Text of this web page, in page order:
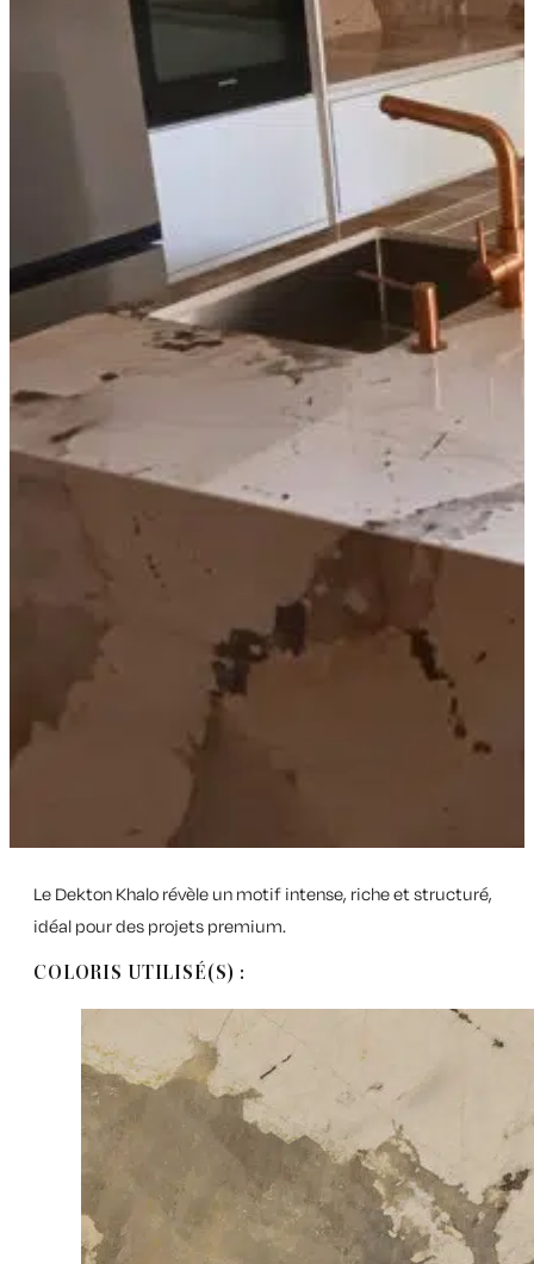
Le Dekton Khalo révèle un motif intense, riche et structuré,
idéal pour des projets premium.
COLORIS UTILISÉ(S) :